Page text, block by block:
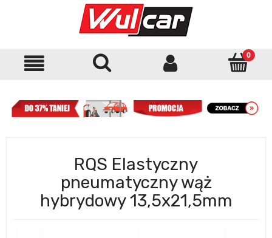
RQS Elastyczny
pneumatyczny wąż
hybrydowy 13,5x21,5mm